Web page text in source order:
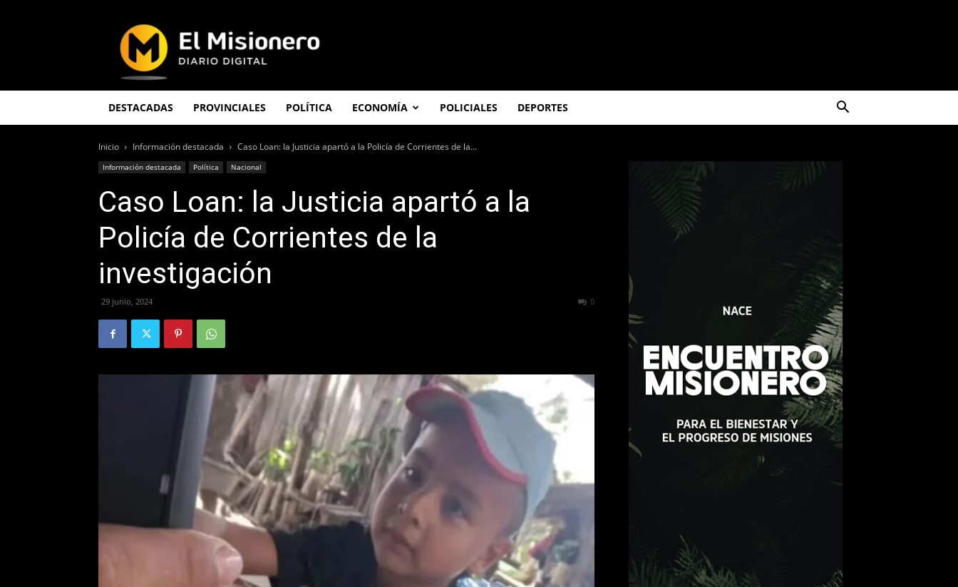
Misionero
DESTACADAS PROVINCIALES POLÍTICA ECONOMÍA POLICIALES DEPORTES
Inicio Información destacada Caso Loan: la Justicia apartó a la Policía de Corrientes de la...
Información destacada Política Nacional
Caso Loan: la Justicia apartó a la
Policía de Corrientes de la
investigación
29 junio, 2024 0